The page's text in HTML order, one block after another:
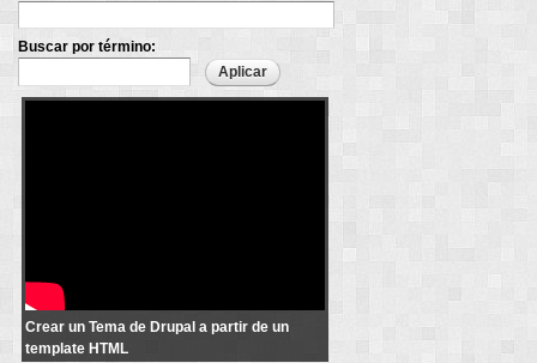
Buscar por término:
Convert a site Template to Drupal - Parte 1
Crear un Tema de Drupal a partir de un
template HTML
Páginas